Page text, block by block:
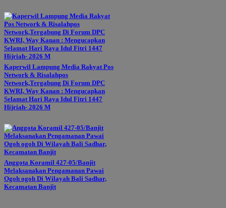
Kaperwil Lampung Media Rakyat Pos
Network & Risalahpos
Network,Tergabung Di Forum DPC
KWRI, Way Kanan : Mengucapkan
Selamat Hari Raya Idul Fitri 1447
Hijriah- 2026 M
Anggota Koramil 427-05/Banjit
Melaksanakan Pengamanan Pawai
Ogoh ogoh Di Wilayah Bali Sadhar,
Kecamatan Banjit